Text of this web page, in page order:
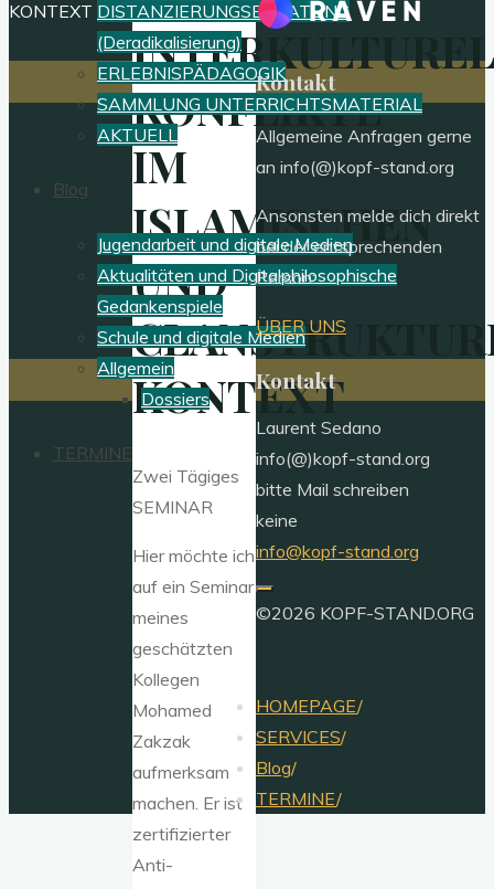
DISTANZIERUNGSBERATUNG
(Deradikalisierung)
ERLEBNISPÄDAGOGIK
SAMMLUNG UNTERRICHTSMATERIAL
AKTUELL
Blog
Jugendarbeit und digitale Medien
Aktualitäten und Digitalphilosophische
Gedankenspiele
Schule und digitale Medien
Allgemein
Dossiers
TERMINE
KONTEXT
KONFLIKTE
IM
ISLAMISCHEN
UND
KONTEXT
Zwei Tägiges
SEMINAR
Hier möchte ich
auf ein Seminar
meines
geschätzten
Kollegen
Mohamed
Zakzak
aufmerksam
machen. Er ist
zertifizierter
Anti-
Kontakt
Allgemeine Anfragen gerne
an info(@)kopf-stand.org
Ansonsten melde dich direkt
bei der entsprechenden
Person:
ÜBER UNS
Kontakt
Laurent Sedano
info(@)kopf-stand.org
bitte Mail schreiben
keine
info@kopf-stand.org
©2026 KOPF-STAND.ORG
HOMEPAGE/
SERVICES/
Blog/
TERMINE/